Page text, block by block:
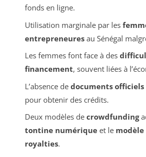
fonds en ligne.
Utilisation marginale par les
entrepreneuresau Sénégal
Les femmes font face à des
financement, souvent liées à
L’absence de documents officiels
pour obtenir des crédits.
Deux modèles de crowdfunding
tontine numériqueet le modèle
royalties.